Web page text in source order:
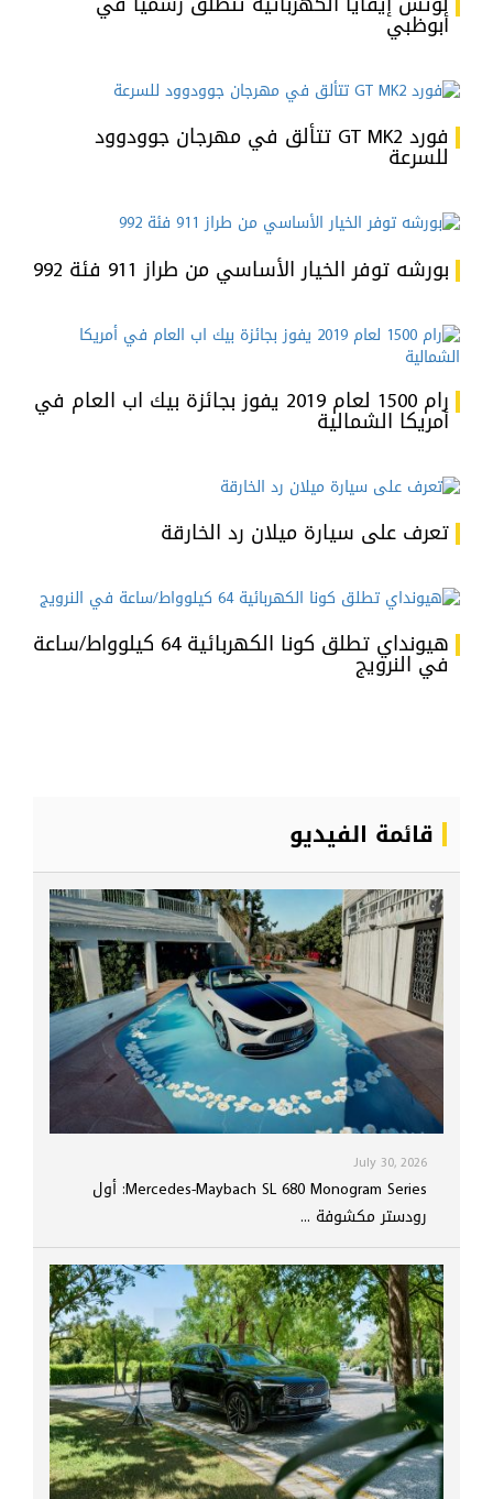
أبوظبي
فورد GT MK2 تتألق في مهرجان جوودوود
للسرعة
بورشه توفر الخيار الأساسي من طراز 911 فئة 992
رام 1500 لعام 2019 يفوز بجائزة بيك اب العام في
أمريكا الشمالية
تعرف على سيارة ميلان رد الخارقة
هيونداي تطلق كونا الكهربائية 64 كيلوواط/ساعة
في النرويج
قائمة الفيديو
July 30, 2026
Mercedes-Maybach SL 680 Monogram Series: أول
رودستر مكشوفة ...